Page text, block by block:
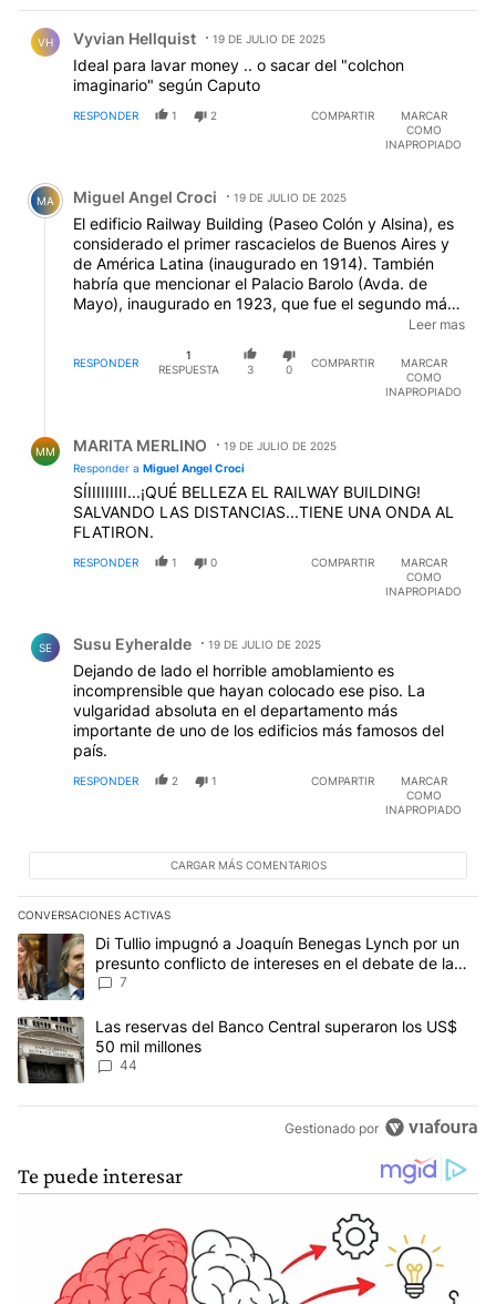
VH Vyvian Hellquist 19 DE JULIO DE 2025
Ideal para lavar money .. o sacar del "colchon
imaginario" según Caputo
RESPONDER 1 2 COMPARTIR
MARCAR
COMO
INAPROPIADO
Comentario de Miguel Angel Croci.
MA Miguel Angel Croci 19 DE JULIO DE 2025
El edificio Railway Building (Paseo Colón y Alsina), es
considerado el primer rascacielos de Buenos Aires y
de América Latina (inaugurado en 1914). También
habría que mencionar el Palacio Barolo (Avda. de
Mayo), inaugurado en 1923, que fue el segundo más
alto de América Latina hasta 1930. El primero era su
gemelo, el Palacio Salvo, en Montevideo. Todos
anteriores a la inauguración del Kavanagh.
Leer mas
RESPONDER
1
RESPUESTA
3 0
COMPARTIR
MARCAR
COMO
INAPROPIADO
MM MARITA MERLINO
19 DE JULIO DE 2025
Responder a Miguel Angel Croci
SÍIIIIIIIII...¡QUÉ BELLEZA EL RAILWAY BUILDING!
SALVANDO LAS DISTANCIAS...TIENE UNA ONDA AL
FLATIRON.
RESPONDER 1 0 COMPARTIR
MARCAR
COMO
INAPROPIADO
SE Susu Eyheralde 19 DE JULIO DE 2025
Dejando de lado el horrible amoblamiento es
incomprensible que hayan colocado ese piso. La
vulgaridad absoluta en el departamento más
importante de uno de los edificios más famosos del
país.
RESPONDER 2 1 COMPARTIR
MARCAR
COMO
INAPROPIADO
CARGAR MÁS COMENTARIOS
CONVERSACIONES ACTIVAS
Este listado muestra los artículos con más comentarios en los
Un artículo de tendencia con el título "Di Tullio impugnó a
Di Tullio impugnó a Joaquín Benegas Lynch por un
presunto conflicto de intereses en el debate de la
Ley de Tierras
7
Un artículo de tendencia con el título "Las reservas del Banco
Las reservas del Banco Central superaron los US$
50 mil millones
44
Gestionado por